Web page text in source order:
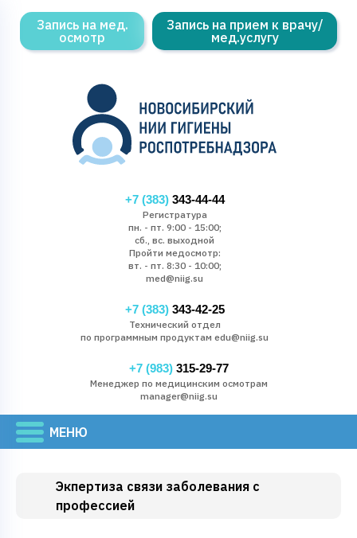
Запись на мед.
осмотр
Запись на прием к врачу/
мед.услугу
+7 (383)343-44-44
Регистратура
пн. - пт. 9:00 - 15:00;
сб., вс. выходной
Пройти медосмотр:
вт. - пт. 8:30 - 10:00;
med@niig.su
+7 (383)343-42-25
Технический отдел
по программным продуктам edu@niig.su
+7 (983)315-29-77
Менеджер по медицинским осмотрам
manager@niig.su
Экпертиза связи заболевания с
профессией